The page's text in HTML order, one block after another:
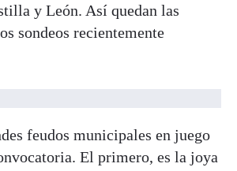
y León. Así quedan las
sondeos recientemente
feudos municipales en juego
El primero, es la joya